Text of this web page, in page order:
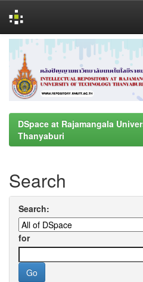
navigation
DSpace at Rajamangala
Thanyaburi
Search
Search:
for